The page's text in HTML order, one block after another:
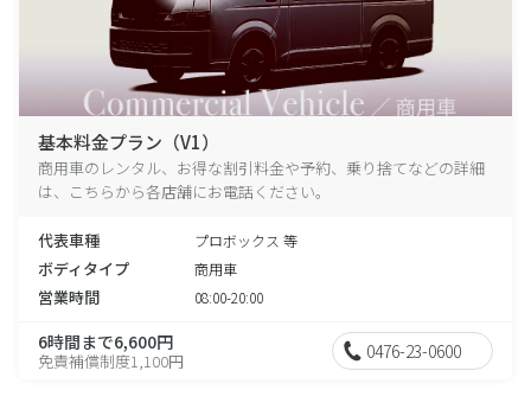
基本料金プラン（V1）
商用車のレンタル、お得な割引料金や予約、乗り捨てなどの詳細
は、こちらから各店舗にお電話ください。
代表車種 プロボックス 等
ボディタイプ 商用車
営業時間 08:00-20:00
6時間まで6,600円
免責補償制度1,100円 0476-23-0600